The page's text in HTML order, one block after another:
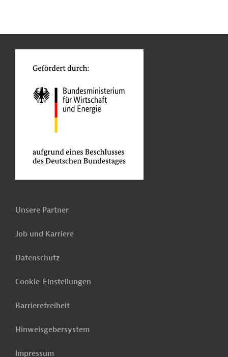
Unsere Partner
Job und Karriere
Datenschutz
Cookie-Einstellungen
Barrierefreiheit
Hinweisgebersystem
Impressum